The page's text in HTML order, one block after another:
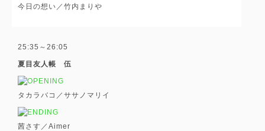
今日の想い／竹内まりや
25:35～26:05
夏目友人帳 伍
タカラバコ／ササノマリイ
茜さす／Aimer